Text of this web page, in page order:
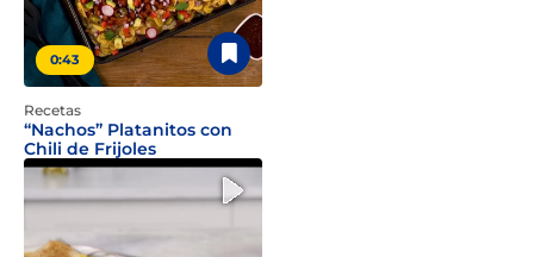
0:43
Recetas
“Nachos” Platanitos con
Chili de Frijoles